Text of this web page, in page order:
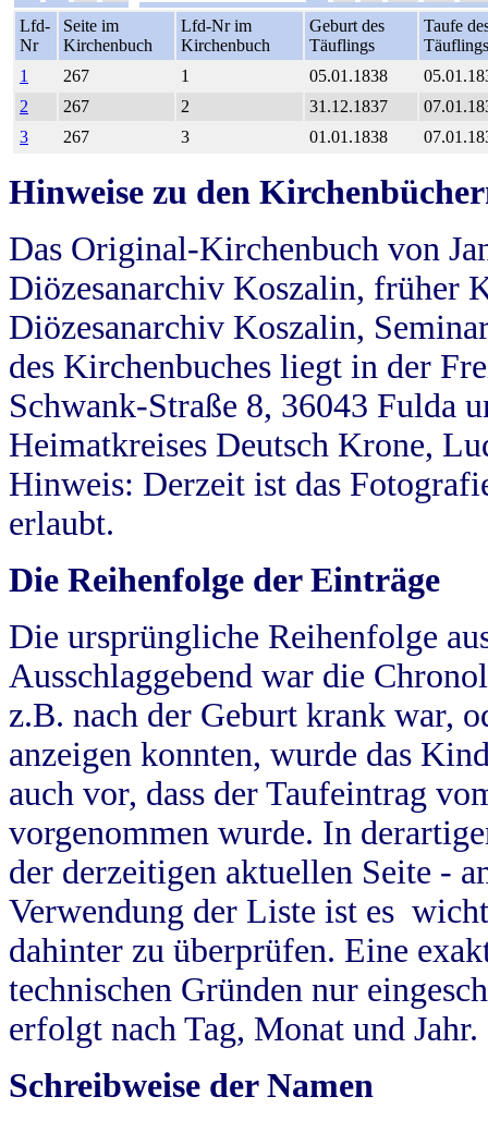
Lfd-
Nr
Seite im
Kirchenbuch
Lfd-Nr im
Kirchenbuch
Geburt des
Täuflings
Taufe
Täuflings
1
267 1 05.01.1838
2
267 2 31.12.1837
3
267 3 01.01.1838
Hinweise zu den
Das Original-Kirchenbuch von
Diözesanarchiv Koszalin, früher
Diözesanarchiv Koszalin,
des Kirchenbuches liegt in der
Schwank-Straße 8, 36043 Fulda
Heimatkreises Deutsch Krone,
Hinweis: Derzeit ist das
erlaubt.
Die Reihenfolge der Einträge
Die ursprüngliche Reihenfolge
Ausschlaggebend war die
z.B. nach der Geburt krank war,
anzeigen konnten, wurde das
auch vor, dass der Taufeintrag
vorgenommen wurde. In
der derzeitigen aktuellen Seite -
Verwendung der Liste ist es
dahinter zu überprüfen. Eine
technischen Gründen nur
erfolgt nach Tag, Monat und Jahr.
Schreibweise der Namen